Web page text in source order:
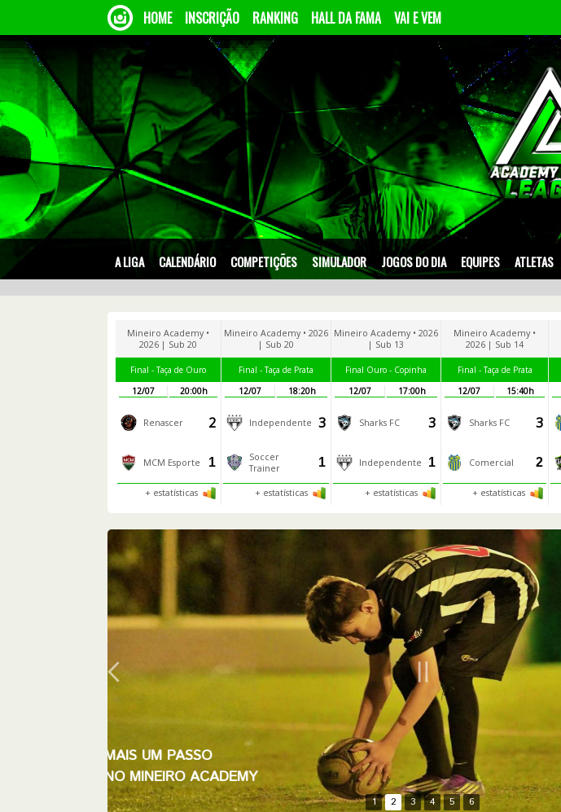
HOME INSCRIÇÃO RANKING HALL DA FAMA VAI E VEM
A LIGA CALENDÁRIO COMPETIÇÕES SIMULADOR JOGOS DO DIA EQUIPES ATLETAS
Mineiro Academy •
2026 | Sub 20
Final - Taça de Ouro
12/07
20:00h
Renascer 2
MCM Esporte 1
+ estatísticas
Mineiro Academy • 2026
| Sub 20
Final - Taça de Prata
12/07
18:20h
Independente 3
Soccer
Trainer
1
+ estatísticas
Mineiro Academy • 2026
| Sub 13
Final Ouro - Copinha
12/07
17:00h
Sharks FC 3
Independente 1
+ estatísticas
Mineiro Academy •
2026 | Sub 14
Final - Taça de Prata
12/07
15:40h
Sharks FC 3
Comercial 2
+ estatísticas
1 2 3 4 5 6
MAIS UM PASSO
NO MINEIRO ACADEMY